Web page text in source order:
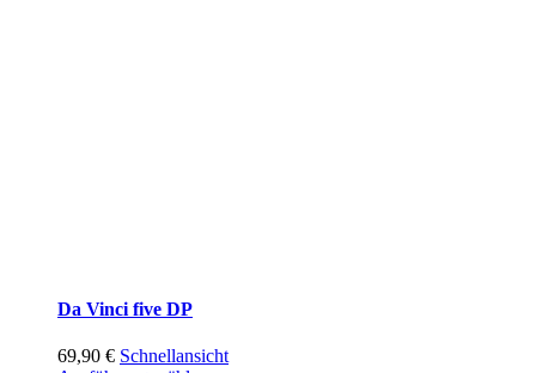
Da Vinci five DP
69,90 € Schnellansicht